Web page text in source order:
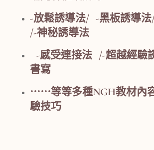
-放鬆誘導法/ -黑板誘導
/-神秘誘導法
-感受連接法 /-超越經驗
書寫
⋯⋯等等多種NGH教材內
驗技巧